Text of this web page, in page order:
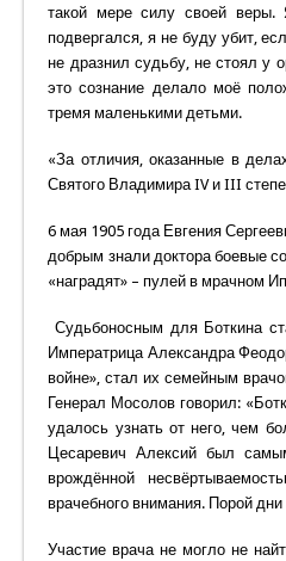
такой мере силу своей
подвергался, я не буду убит,
не дразнил судьбу, не стоял у
это сознание делало моё
тремя маленькими детьми.
«За отличия, оказанные в
Святого Владимира IV и III
6 мая 1905 года Евгения
добрым знали доктора боевые
«наградят» – пулей в мрачном
Судьбоносным для Боткина
Императрица Александра
войне», стал их семейным
Генерал Мосолов говорил:
удалось узнать от него, чем
Цесаревич Алексий был
врождённой
врачебного внимания. Порой
Участие врача не могло не